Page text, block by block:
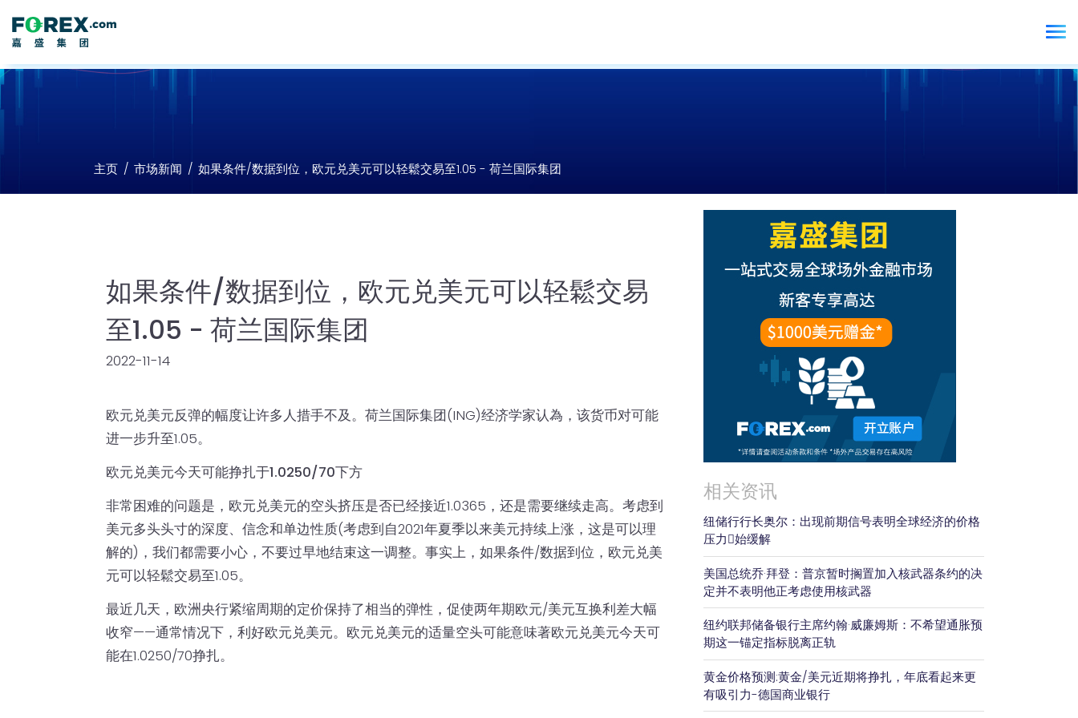
主页 市场新闻 如果条件/数据到位，欧元兑美元可以轻鬆交易至1.05 - 荷兰国际集团
如果条件/数据到位，欧元兑美元可以轻鬆交易
至1.05 - 荷兰国际集团
2022-11-14
欧元兑美元反弹的幅度让许多人措手不及。荷兰国际集团(ING)经济学家认為，该货币对可能
进一步升至1.05。
欧元兑美元今天可能挣扎于1.0250/70下方
非常困难的问题是，欧元兑美元的空头挤压是否已经接近1.0365，还是需要继续走高。考虑到
美元多头头寸的深度、信念和单边性质(考虑到自2021年夏季以来美元持续上涨，这是可以理
解的)，我们都需要小心，不要过早地结束这一调整。事实上，如果条件/数据到位，欧元兑美
元可以轻鬆交易至1.05。
最近几天，欧洲央行紧缩周期的定价保持了相当的弹性，促使两年期欧元/美元互换利差大幅
收窄——通常情况下，利好欧元兑美元。欧元兑美元的适量空头可能意味著欧元兑美元今天可
能在1.0250/70挣扎。
相关资讯
纽储行行长奥尔：出现前期信号表明全球经济的价格
压力𫔭始缓解
美国总统乔·拜登：普京暂时搁置加入核武器条约的决
定并不表明他正考虑使用核武器
纽约联邦储备银行主席约翰·威廉姆斯：不希望通胀预
期这一锚定指标脱离正轨
黄金价格预测:黄金/美元近期将挣扎，年底看起来更
有吸引力-德国商业银行